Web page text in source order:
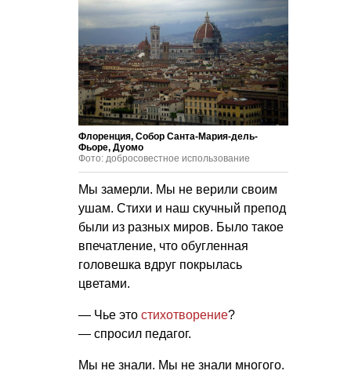
Флоренция, Собор Санта-Мария-дель-
Фьоре, Дуомо
Фото: добросовестное использование
Мы замерли. Мы не верили своим
ушам. Стихи и наш скучный препод
были из разных миров. Было такое
впечатление, что обугленная
головешка вдруг покрылась
цветами.
— Чье это стихотворение?
— спросил педагог.
Мы не знали. Мы не знали многого.